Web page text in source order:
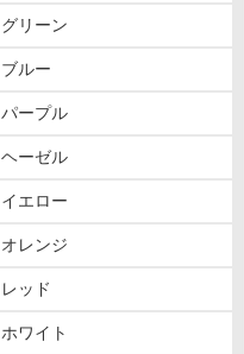
グリーン
ブルー
パープル
ヘーゼル
イエロー
オレンジ
レッド
ホワイト